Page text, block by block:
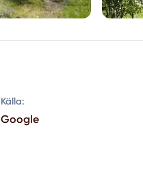
Källa:
Google